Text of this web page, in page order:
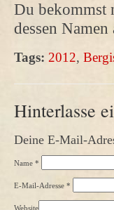
Du bekommst
dessen
Tags: 2012,
Hinterlasse
Deine E-Mail-
Name *
E-Mail-Adresse *
Website